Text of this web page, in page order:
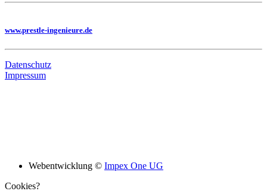
www.prestle-ingenieure.de
Datenschutz
Impressum
Webentwicklung © Impex One UG
Cookies?